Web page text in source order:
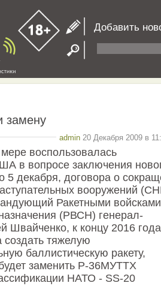
Добавить
замену
admin 20 Декабря 2009 в
воспользовалась
в вопросе заключения
5 декабря, договора о
вооружений
Ракетными войсками
назначения (РВСН) генерал-
Швайченко, к концу 2016 года
тяжелую
баллистическую ракету,
заменить Р-36МУТТХ
НАТО - SS-20